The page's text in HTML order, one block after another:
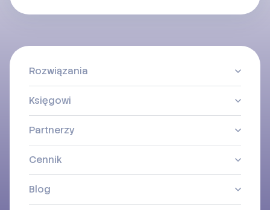
Rozwiązania
Księgowi
Partnerzy
Cennik
Blog